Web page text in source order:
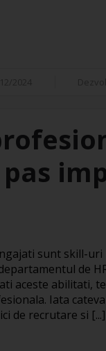
sunt skill-uri
de
aceste abilitati,
Iata
de recrutare si [...]